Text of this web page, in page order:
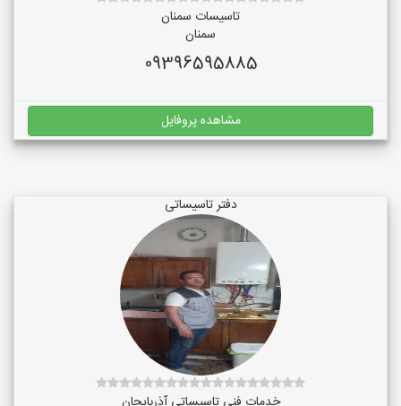
تاسیسات سمنان
سمنان
09396595885
مشاهده پروفایل
دفتر تاسیساتی